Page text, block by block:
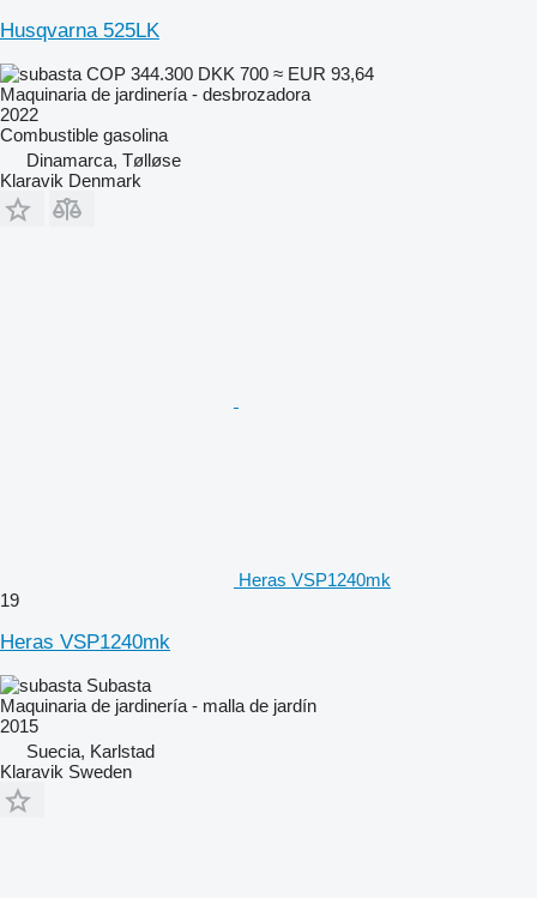
Husqvarna 525LK
COP 344.300 DKK 700 ≈ EUR 93,64
Maquinaria de jardinería - desbrozadora
2022
Combustible gasolina
Dinamarca, Tølløse
Klaravik Denmark
Heras VSP1240mk
19
Heras VSP1240mk
Subasta
Maquinaria de jardinería - malla de jardín
2015
Suecia, Karlstad
Klaravik Sweden